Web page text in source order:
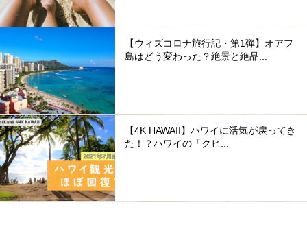
【ウィズコロナ旅行記・第1弾】オアフ
島はどう変わった？絶景と絶品...
【4K HAWAII】ハワイに活気が戻ってき
た！？ハワイの「クヒ...